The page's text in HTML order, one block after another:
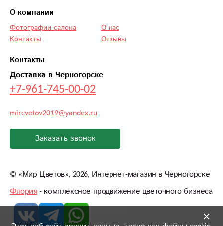
×
Контакты
Доставка в Черногорске
+7-961-745-00-02
mircvetov2019@yandex.ru
Заказать звонок
О компании
Фотографии салона
Контакты
О нас
Отзывы
© «Мир Цветов», 2026, Интернет-магазин в Черногорске
Флория- комплексное продвижение цветочного бизнеса